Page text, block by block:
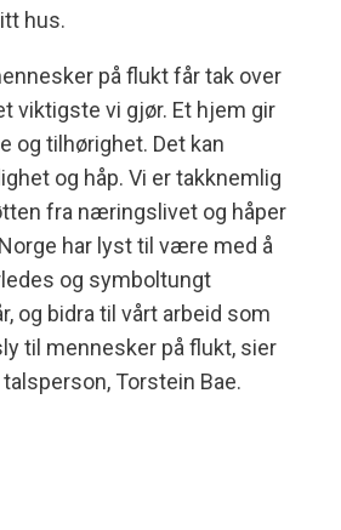
hus.
på flukt får tak over
viktigste vi gjør. Et hjem gir
og tilhørighet. Det kan
og håp. Vi er takknemlig
fra næringslivet og håper
har lyst til være med å
og symboltungt
og bidra til vårt arbeid som
til mennesker på flukt, sier
Torstein Bae.